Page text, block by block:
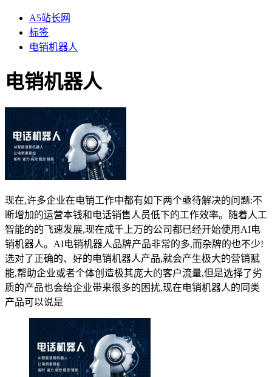
A5站长网
标签
电销机器人
电销机器人
现在,许多企业在电销工作中都有如下两个亟待解决的问题:不
断增加的运营本钱和电话销售人员低下的工作效率。随着人工
智能的的飞速发展,现在成千上万的公司都已经开始使用AI电
销机器人。AI电销机器人品牌产品非常的多,而杂牌的也不少!
选对了正确的、好的电销机器人产品,就会产生极大的营销赋
能,帮助企业或者个体创造极其庞大的客户流量,但是选择了劣
质的产品也会给企业带来很多的困扰,现在电销机器人的同类
产品可以说是